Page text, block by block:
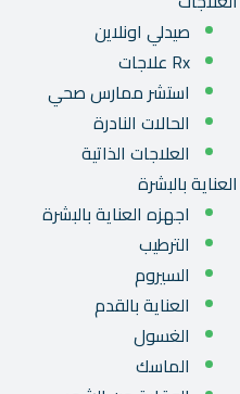
صيدلي اونلاين
Rx علاجات
استشر ممارس صحي
الحالات النادرة
العلاجات الذاتية
العناية بالبشرة
اجهزه العناية بالبشرة
الترطيب
السيروم
العناية بالقدم
الغسول
الماسك